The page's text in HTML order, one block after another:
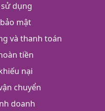
dụng
mật
và thanh toán
tiền
nại
chuyển
doanh